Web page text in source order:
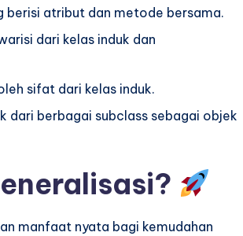
berisi atribut dan metode bersama.
dari kelas induk dan
sifat dari kelas induk.
dari berbagai subclass sebagai objek
manfaat nyata bagi kemudahan